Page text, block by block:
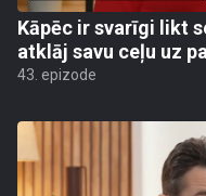
Kāpēc ir svarīgi likt
atklāj savu ceļu uz
43. epizode